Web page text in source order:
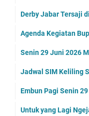
Derby Jabar Tersaji
Agenda Kegiatan
Senin 29 Juni 2026
Jadwal SIM Keliling
Embun Pagi Senin
Untuk yang Lagi